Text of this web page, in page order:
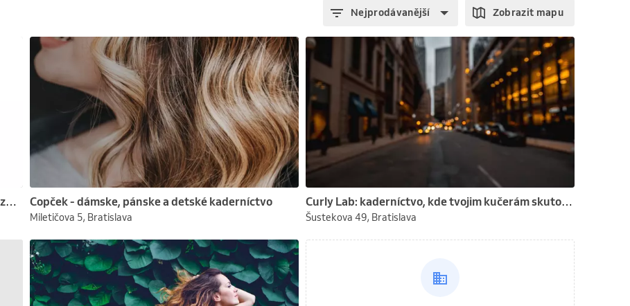
Nejprodávanější Zobrazit mapu
Z kapacitných dôvodov nepríjmam nových zákazníkov (kadernička) Copček - dámske, pánske a detské kaderníctvo
Miletičova 5, Bratislava
Curly Lab: kaderníctvo, kde tvojim kučerám skutočne rozumieme
Šustekova 49, Bratislava